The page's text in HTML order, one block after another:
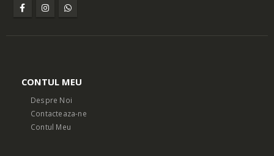
CONTUL MEU
Despre Noi
Contacteaza-ne
Contul Meu